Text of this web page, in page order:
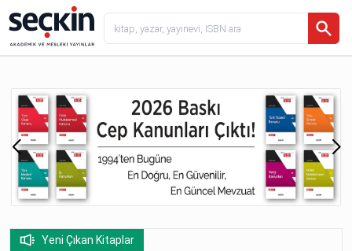
Yeni Çıkan Kitaplar